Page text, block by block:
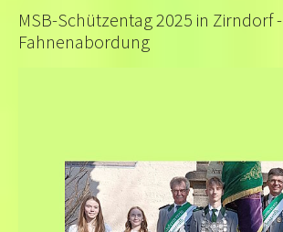
MSB-Schützentag 2025 in Zirndorf -
Fahnenabordung